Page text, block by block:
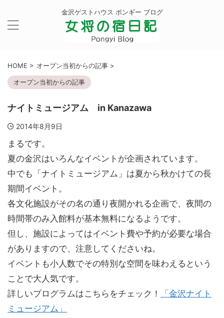
金沢ゲストハウス ポンギー ブログ
HOME > オープン当初からの記事 >
オープン当初からの記事
ナイトミュージアム in Kanazawa
2014年8月9日
まるです。
夏の金沢はいろんなイベントが企画されています。
中でも「ナイトミュージアム」は夏から秋かけての長
期間イベント。
各文化施設がその名の通り夜開かれる企画で、夜間の
時間帯のみ入館料が基本無料になるようです。
但し、施設によってはイベント費や予約が必要な場合
がありますので、注意してくださいね。
イベントも小人数でその特別な空間を味わえるという
ことで大人気です。
詳しいプログラムはこちらをチェック！
「金沢ナイト
ミュージアム」